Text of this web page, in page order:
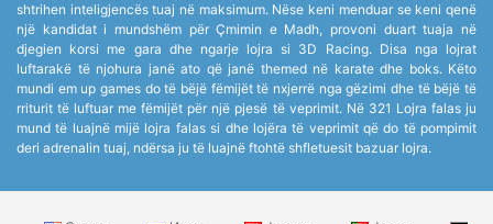
shtrihen inteligjencës tuaj në maksimum. Nëse keni menduar se keni qenë
një kandidat i mundshëm për Çmimin e Madh, provoni duart tuaja në
djegien korsi me gara dhe ngarje lojra si 3D Racing. Disa nga lojrat
luftarakë të njohura janë ato që janë themed në karate dhe boks. Këto
mundi em up games do të bëjë fëmijët të nxjerrë nga gëzimi dhe të bëjë të
rriturit të luftuar me fëmijët për një pjesë të veprimit. Në 321 Lojra falas ju
mund të luajnë mijë lojra falas si dhe lojëra të veprimit që do të pompimit
deri adrenalin tuaj, ndërsa ju të luajnë ftohtë shfletuesit bazuar lojra.